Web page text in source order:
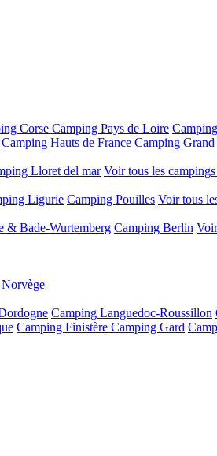
Corse Camping Pays de Loire
Camping Hauts de France Camping Grand
Lloret del mar Voir tous les
Ligurie Camping Pouilles Voir tous
& Bade-Wurtemberg Camping Berlin
Camping Languedoc-Roussillon
Camping Finistère Camping Gard